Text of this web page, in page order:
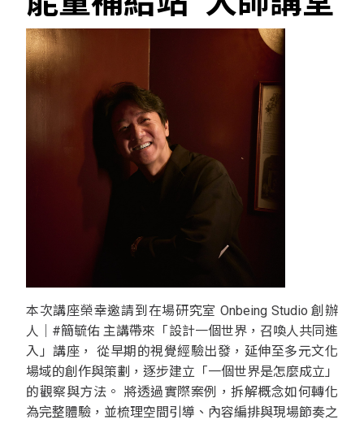
本次講座榮幸邀請到在場研究室 Onbeing Studio 創辦
人｜#簡毓佑 主講帶來「設計一個世界，召喚人共同進
入」講座， 從早期的視覺經驗出發，延伸至多元文化
場域的創作與策劃，逐步建立「一個世界是怎麼成立」
的觀察與方法。 將透過實際案例，拆解概念如何轉化
為完整體驗，並梳理空間引導、內容編排與現場節奏之